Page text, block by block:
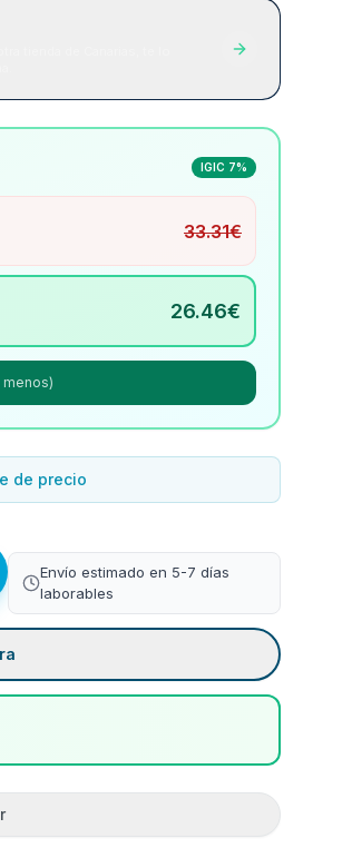
IGIC 7%
33.31€
26.46€
menos)
de precio
Envío estimado en 5-7 días
laborables